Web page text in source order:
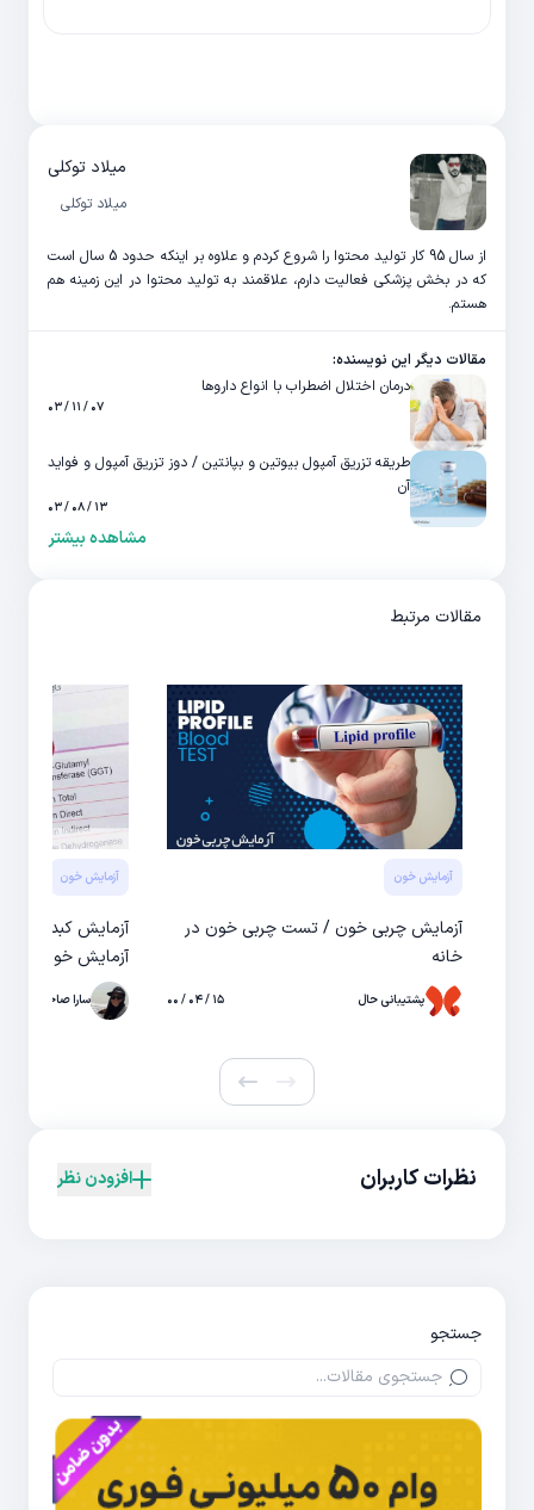
میلاد توکلی
میلاد توکلی
از سال 95 کار تولید محتوا را شروع کردم و علاوه بر اینکه حدود 5 سال است
که در بخش پزشکی فعالیت دارم، علاقمند به تولید محتوا در این زمینه هم
هستم.
مقالات دیگر این نویسنده:
درمان اختلال اضطراب با انواع داروها
۰۷ / ۱۱ / ۰۳
طریقه تزریق آمپول بیوتین و بپانتین / دوز تزریق آمپول و فواید
آن
۱۳ / ۰۸ / ۰۳
مشاهده بیشتر
مقالات مرتبط
آزمایش خون
آزمایش چربی خون / تست چربی خون در
خانه
پشتیبانی حال ۱۵ / ۰۴ / ۰۰
آزمایش خون
آزمایش کبد
آزمایش خون
سارا صاحبی
نظرات کاربران افزودن نظر
جستجو